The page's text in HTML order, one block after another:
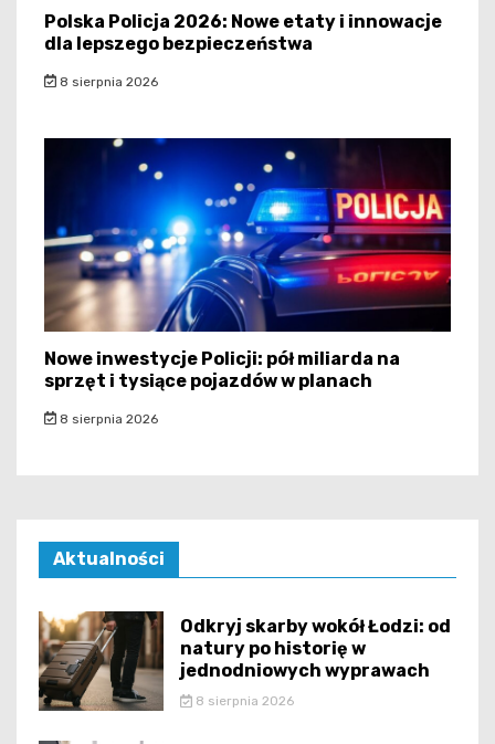
Polska Policja 2026: Nowe etaty i innowacje
dla lepszego bezpieczeństwa
8 sierpnia 2026
Nowe inwestycje Policji: pół miliarda na
sprzęt i tysiące pojazdów w planach
8 sierpnia 2026
Aktualności
Odkryj skarby wokół Łodzi: od
natury po historię w
jednodniowych wyprawach
8 sierpnia 2026